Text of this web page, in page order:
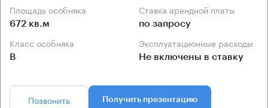
Площадь особняка
672 кв.м
Ставка арендной платы
по запросу
Класс особняка
B
Эксплуатационные расходы
Не включены в ставку
Позвонить Получить презентацию